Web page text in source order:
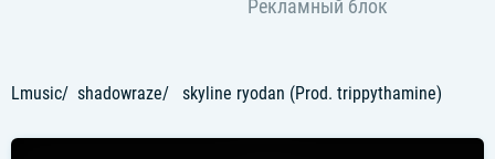
Lmusic shadowraze skyline ryodan (Prod. trippythamine)